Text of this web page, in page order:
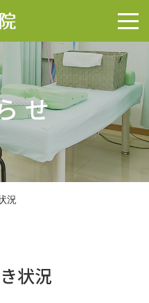
せ
状況
き状況